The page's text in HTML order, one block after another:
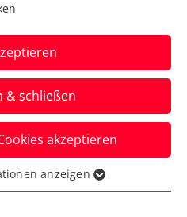
Grabher
verliert in
in zwei
14.01.2025
& schließen
akzeptieren
für grundlegende
anzeigen